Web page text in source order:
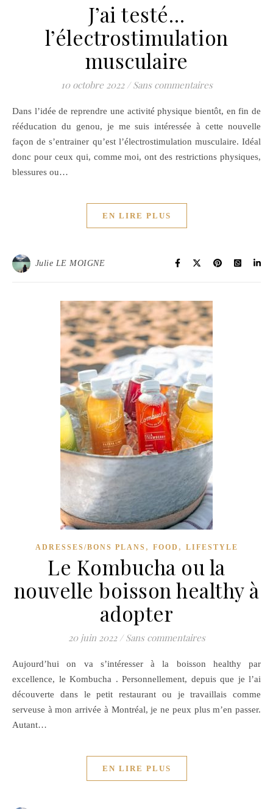
J’ai testé…
l’électrostimulation
musculaire
10 octobre 2022 / Sans commentaires
Dans l’idée de reprendre une activité physique bientôt, en fin de
rééducation du genou, je me suis intéressée à cette nouvelle
façon de s’entrainer qu’est l’électrostimulation musculaire. Idéal
donc pour ceux qui, comme moi, ont des restrictions physiques,
blessures ou…
EN LIRE PLUS
Julie LE MOIGNE
ADRESSES/BONS PLANS , FOOD , LIFESTYLE
Le Kombucha ou la
nouvelle boisson healthy à
adopter
20 juin 2022 / Sans commentaires
Aujourd’hui on va s’intéresser à la boisson healthy par
excellence, le Kombucha . Personnellement, depuis que je l’ai
découverte dans le petit restaurant ou je travaillais comme
serveuse à mon arrivée à Montréal, je ne peux plus m’en passer.
Autant…
EN LIRE PLUS